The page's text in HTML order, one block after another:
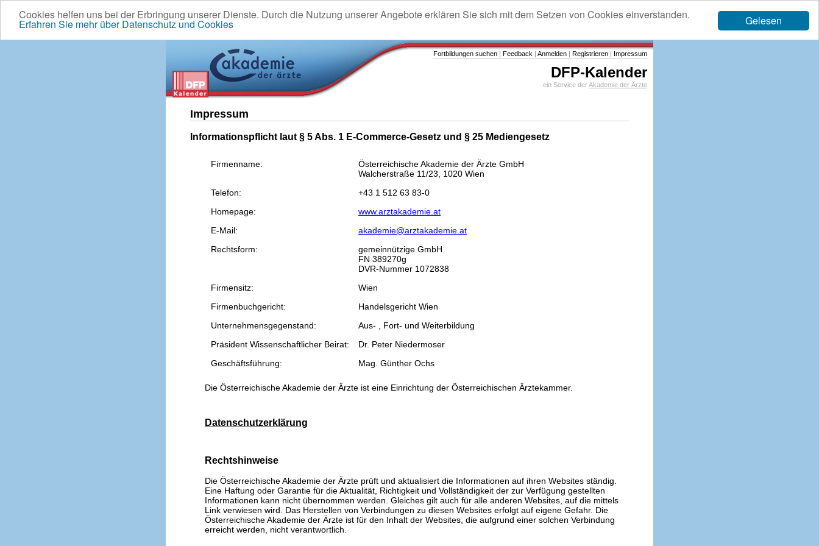
Gelesen
Cookies helfen uns bei der Erbringung unserer Dienste. Durch die Nutzung unserer Angebote erklären Sie sich mit dem Setzen von Cookies einverstanden.
Erfahren Sie mehr über Datenschutz und Cookies
Fortbildungen suchen | Feedback | Anmelden | Registrieren | Impressum
DFP-Kalender
ein Service derAkademie der Ärzte
Impressum
Informationspflicht laut § 5 Abs. 1 E-Commerce-Gesetz und § 25 Mediengesetz
Firmenname:
Österreichische Akademie der Ärzte GmbH
Walcherstraße 11/23, 1020 Wien
Telefon:
+43 1 512 63 83-0
Homepage:
www.arztakademie.at
E-Mail:
akademie@arztakademie.at
Rechtsform:
gemeinnützige GmbH
FN 389270g
DVR-Nummer 1072838
Firmensitz:
Wien
Firmenbuchgericht:
Handelsgericht Wien
Unternehmensgegenstand:
Aus- , Fort- und Weiterbildung
Präsident Wissenschaftlicher Beirat:
Dr. Peter Niedermoser
Geschäftsführung:
Mag. Günther Ochs
Die Österreichische Akademie der Ärzte ist eine Einrichtung der Österreichischen Ärztekammer.
Datenschutzerklärung
Rechtshinweise
Die Österreichische Akademie der Ärzte prüft und aktualisiert die Informationen auf ihren Websites ständig.
Eine Haftung oder Garantie für die Aktualität, Richtigkeit und Vollständigkeit der zur Verfügung gestellten
Informationen kann nicht übernommen werden. Gleiches gilt auch für alle anderen Websites, auf die mittels
Link verwiesen wird. Das Herstellen von Verbindungen zu diesen Websites erfolgt auf eigene Gefahr. Die
Österreichische Akademie der Ärzte ist für den Inhalt der Websites, die aufgrund einer solchen Verbindung
erreicht werden, nicht verantwortlich.